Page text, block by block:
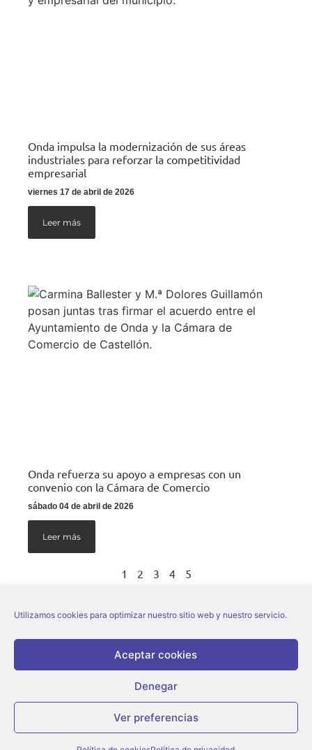
Utilizamos cookies para optimizar nuestro sitio web y nuestro servicio.
Aceptar cookies
Denegar
Ver preferencias
Onda impulsa la modernización de sus áreas
industriales para reforzar la competitividad
empresarial
viernes 17 de abril de 2026
Leer más
Onda refuerza su apoyo a empresas con un
convenio con la Cámara de Comercio
sábado 04 de abril de 2026
Leer más
1 2 3 4 5
Aviso legal
Política de cookies